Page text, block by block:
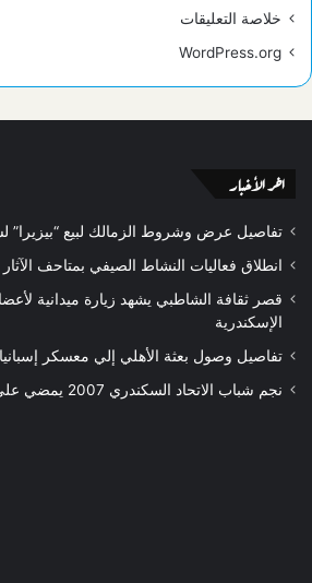
خلاصة التعليقات
WordPress.org
اخر الأخبار
تفاصيل عرض وشروط الزمالك لبيع “بيزيرا”
انطلاق فعاليات النشاط الصيفي بمتاحف الآثار
قصر ثقافة الشاطبي يشهد زيارة ميدانية
الإسكندرية
تفاصيل وصول بعثة الأهلي إلي معسكر
نجم شباب الاتحاد السكندري 2007 يمضي علي أولي خطوات الإحتراف